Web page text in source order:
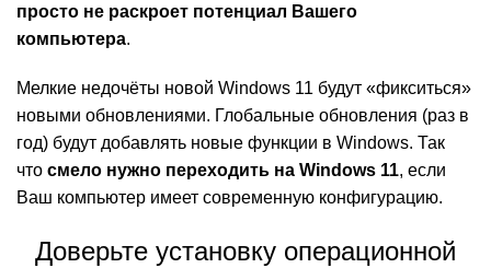
просто не раскроет потенциал Вашего
компьютера.
Мелкие недочёты новой Windows 11 будут «фикситься»
новыми обновлениями. Глобальные обновления (раз в
год) будут добавлять новые функции в Windows. Так
что смело нужно переходить на Windows 11, если
Ваш компьютер имеет современную конфигурацию.
Доверьте установку операционной